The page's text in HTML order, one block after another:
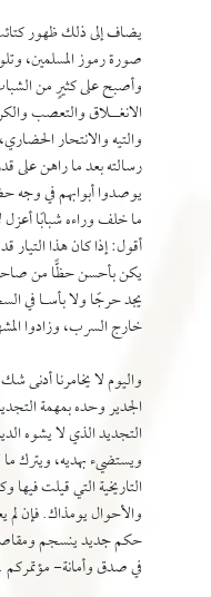
يضاف إلى ذلك ظهور
صورة رموز المسلمين،
وأصبح على كثيرٍ من
الانغــلاق والتعصب
والتيه والانتحار
رسالته بعد ما راهن على
يوصدوا أبوابهم في وجه
ما خلف وراءه شبابًا
أقول: إذا كان هذا التيار
يكن بأحسن حظًّا من
يجد حرجًا ولا بأسـا في
خارج السرب، وزادوا
واليوم لا يخامرنا أدنى
الجدير وحده بمهمة
التجديد الذي لا يشوه
ويستضيء بهديه، ويترك ما
التاريخية التي قيلت
والأحوال يومذاك. فإن لم
حكم جديد ينسجم
في صدق وأمانة- مؤتمركم ..